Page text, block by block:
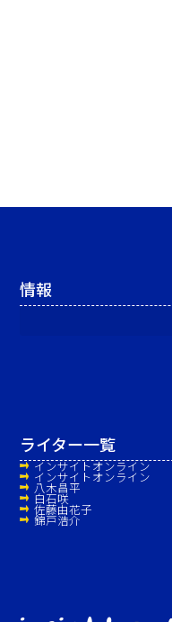
ライター一覧
インサイトオンライン
インサイトオンライン
八木昌平
白石咲
佐藤由花子
錦戸浩介
情報